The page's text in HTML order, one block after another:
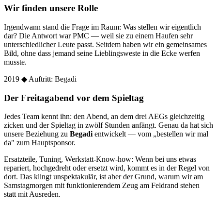
Wir finden unsere Rolle
Irgendwann stand die Frage im Raum: Was stellen wir eigentlich
dar? Die Antwort war PMC — weil sie zu einem Haufen sehr
unterschiedlicher Leute passt. Seitdem haben wir ein gemeinsames
Bild, ohne dass jemand seine Lieblingsweste in die Ecke werfen
musste.
2019 ◆ Auftritt: Begadi
Der Freitagabend vor dem Spieltag
Jedes Team kennt ihn: den Abend, an dem drei AEGs gleichzeitig
zicken und der Spieltag in zwölf Stunden anfängt. Genau da hat sich
unsere Beziehung zu Begadientwickelt — vom „bestellen wir mal
da" zum Hauptsponsor.
Ersatzteile, Tuning, Werkstatt-Know-how: Wenn bei uns etwas
repariert, hochgedreht oder ersetzt wird, kommt es in der Regel von
dort. Das klingt unspektakulär, ist aber der Grund, warum wir am
Samstagmorgen mit funktionierendem Zeug am Feldrand stehen
statt mit Ausreden.